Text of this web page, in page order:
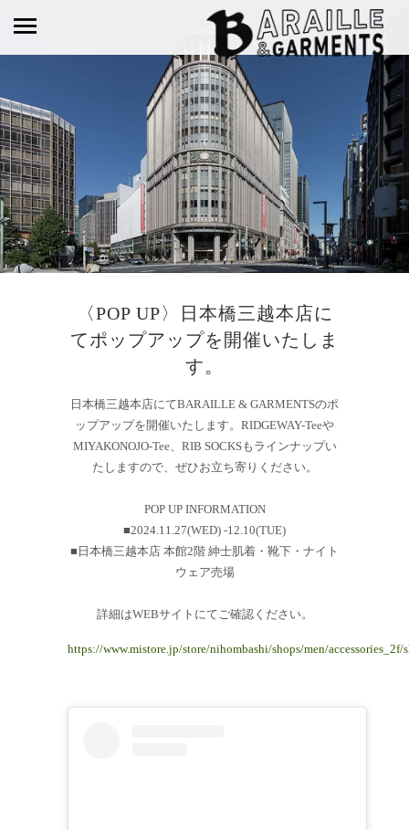
〈POP UP〉日本橋三越本店に
てポップアップを開催いたしま
す。
日本橋三越本店にてBARAILLE & GARMENTSのポ
ップアップを開催いたします。RIDGEWAY-Teeや
MIYAKONOJO-Tee、RIB SOCKSもラインナップい
たしますので、ぜひお立ち寄りください。
POP UP INFORMATION
■2024.11.27(WED) -12.10(TUE)
■日本橋三越本店 本館2階 紳士肌着・靴下・ナイト
ウェア売場
詳細はWEBサイトにてご確認ください。
https://www.mistore.jp/store/nihombashi/shops/men/